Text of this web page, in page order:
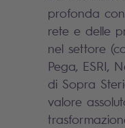
profonda
rete e delle
nel settore
Pega, ESRI,
di Sopra
valore